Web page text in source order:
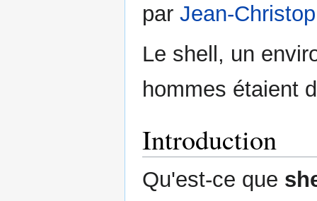
par Jean-
Le shell, un
hommes étaient
Introduction
Qu'est-ce que